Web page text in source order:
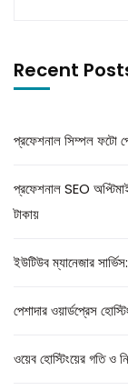
Recent
প্রফেশনাল সিম্পল ফটো
প্রফেশনাল SEO
টাকায়
ইউটিউব ম্যানেজার
পেশাদার ওয়ার্ডপ্রেস
ওয়েব হোস্টিংয়ের গতি ও